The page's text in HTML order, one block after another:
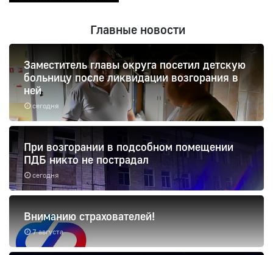
Главные новости
сегодня
Заместитель главы округа посетил детскую
больницу после ликвидации возгорания в
ней
сегодня
При возгорании в подсобном помещении
ПДБ никто не пострадал
7 августа
Вниманию страхователей!